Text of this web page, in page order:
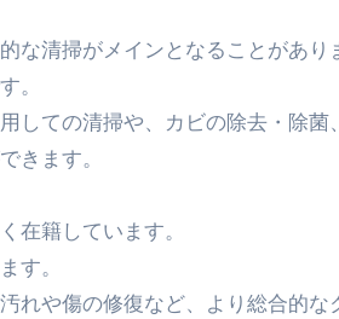
な清掃がメインとなることがあり
。
しての清掃や、カビの除去・除菌
きます。
在籍しています。
す。
れや傷の修復など、より総合的な